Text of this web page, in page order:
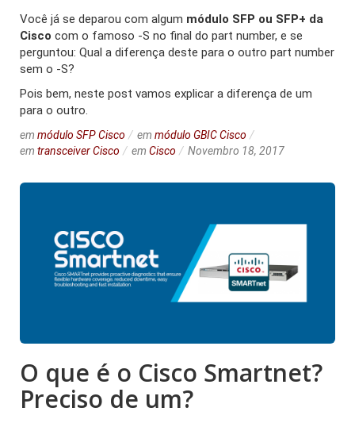
Você já se deparou com algum módulo SFP ou SFP+ da
Cisco com o famoso -S no final do part number, e se
perguntou: Qual a diferença deste para o outro part number
sem o -S?
Pois bem, neste post vamos explicar a diferença de um
para o outro.
em módulo SFP Cisco em módulo GBIC Cisco
em transceiver Cisco em Cisco Novembro 18, 2017
O que é o Cisco Smartnet?
Preciso de um?